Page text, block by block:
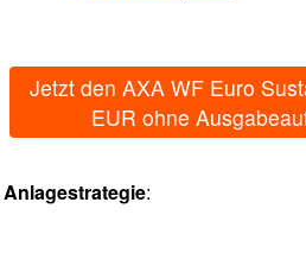
Jetzt den AXA WF Euro
EUR ohne
Anlagestrategie: